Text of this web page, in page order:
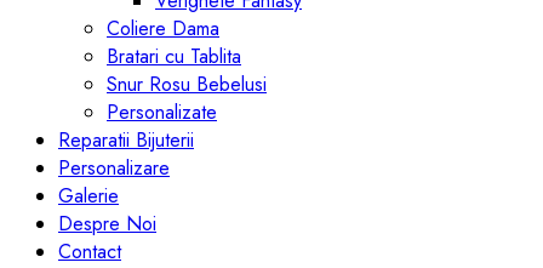
Coliere Dama
Bratari cu Tablita
Snur Rosu Bebelusi
Personalizate
Reparatii Bijuterii
Personalizare
Galerie
Despre Noi
Contact